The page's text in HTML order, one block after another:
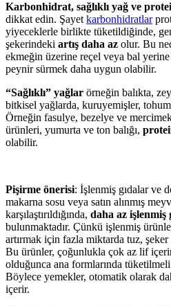
Karbonhidrat, sağlıklı yağ ve
dikkat edin. Şayetkarbonhidratlar
yiyeceklerle birlikte tüketildiğinde,
şekerindeki artış daha az olur. Bu
ekmeğin üzerine reçel veya bal
peynir sürmek daha uygun olabilir.
“Sağlıklı” yağlar örneğin balıkta,
bitkisel yağlarda, kuruyemişler,
Örneğin fasulye, bezelye ve
ürünleri, yumurta ve ton balığı,
olabilir.
Pişirme önerisi: İşlenmiş gıdalar ve
makarna sosu veya satın alınmış
karşılaştırıldığında, daha az işlenmiş
bulunmaktadır. Çünkü işlenmiş
artırmak için fazla miktarda tuz, şeker
Bu ürünler, çoğunlukla çok az lif
olduğunca ana formlarında tüketilmeli
Böylece yemekler, otomatik olarak
içerir.